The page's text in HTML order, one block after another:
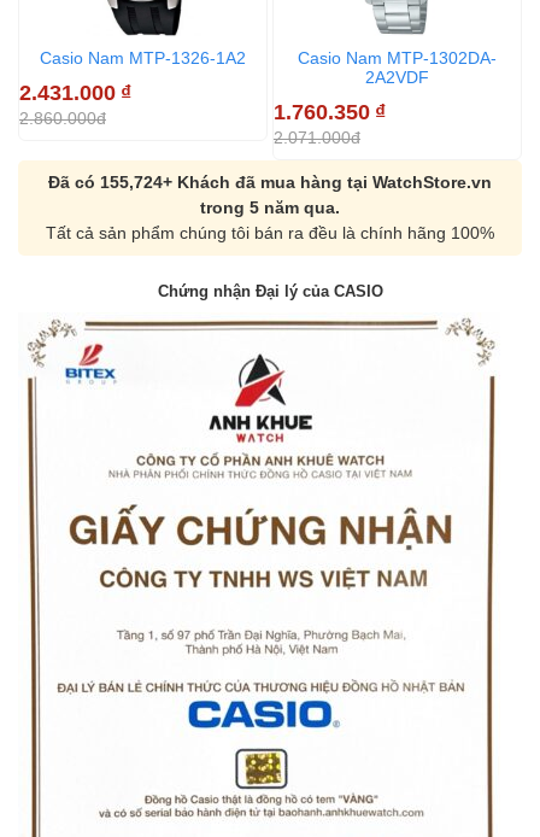
Casio Nam MTP-1326-1A2
2.431.000 ₫
2.860.000đ
Casio Nam MTP-1302DA-
2A2VDF
1.760.350 ₫
2.071.000đ
Đã có 155,724+ Khách đã mua hàng tại WatchStore.vn
trong 5 năm qua.
Tất cả sản phẩm chúng tôi bán ra đều là chính hãng 100%
Chứng nhận Đại lý của CASIO